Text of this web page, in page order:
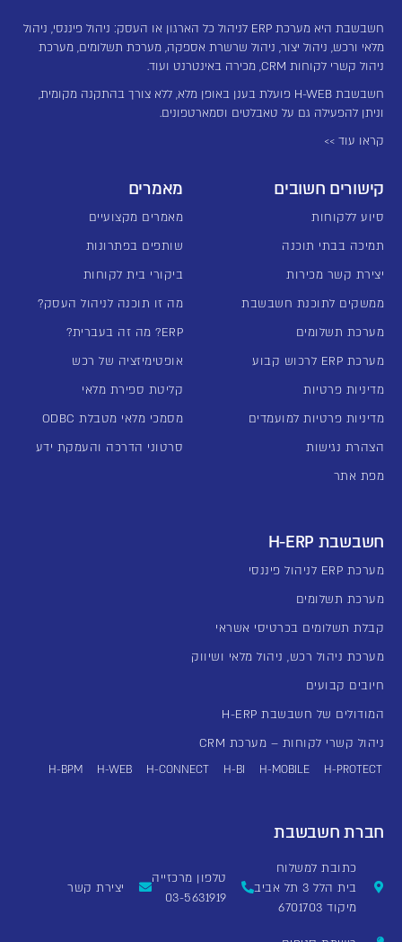
חשבשבת היא מערכת ERP לניהול כל הארגון או העסק: ניהול פיננסי, ניהול
מלאי ורכש, ניהול יצור, ניהול שרשרת אספקה, מערכת תשלומים, מערכת
ניהול קשרי לקוחות CRM, מכירה באינטרנט ועוד.
חשבשבת H-WEB פועלת בענן באופן מלא, ללא צורך בהתקנה מקומית,
וניתן להפעילה גם על טאבלטים וסמארטפונים.
קראו עוד >>
קישורים חשובים
סיוע ללקוחות
תמיכה בבתי תוכנה
יצירת קשר מכירות
ממשקים לתוכנת חשבשבת
מערכת תשלומים
מערכת ERP לרכוש קבוע
מדיניות פרטיות
מדיניות פרטיות למועמדים
הצהרת נגישות
מפת אתר
מאמרים
מאמרים מקצועיים
שותפים בפתרונות
ביקורי בית לקוחות
מה זו תוכנה לניהול העסק?
ERP? מה זה בעברית?
אופטימיזציה של רכש
קליטת ספירת מלאי
מסמכי מלאי מטבלת ODBC
סרטוני הדרכה והעמקת ידע
חשבשבת H-ERP
מערכת ERP לניהול פיננסי
מערכת תשלומים
קבלת תשלומים בכרטיסי אשראי
מערכת ניהול רכש, ניהול מלאי ושיווק
חיובים קבועים
המודולים של חשבשבת H-ERP
ניהול קשרי לקוחות – מערכת CRM
H-PROTECT
H-MOBILE
H-BI
H-CONNECT
H-WEB
H-BPM
חברת חשבשבת
כתובת למשלוח
בית הלל 3 תל אביב
מיקוד 6701703
טלפון מרכזייה
03-5631919
יצירת קשר